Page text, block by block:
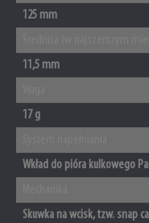
125 mm
11,5 mm
17 g
Wkład do pióra kulkowego
Skuwka na wcisk, tzw. snap